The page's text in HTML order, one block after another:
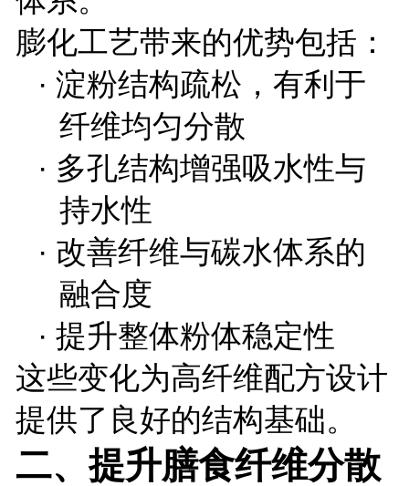
膨化工艺带来的优势包括：
· 淀粉结构疏松，有利于
纤维均匀分散
· 多孔结构增强吸水性与
持水性
· 改善纤维与碳水体系的
融合度
· 提升整体粉体稳定性
这些变化为高纤维配方设计
提供了良好的结构基础。
二、提升膳食纤维分散